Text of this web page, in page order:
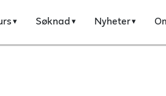
Søknad Nyheter